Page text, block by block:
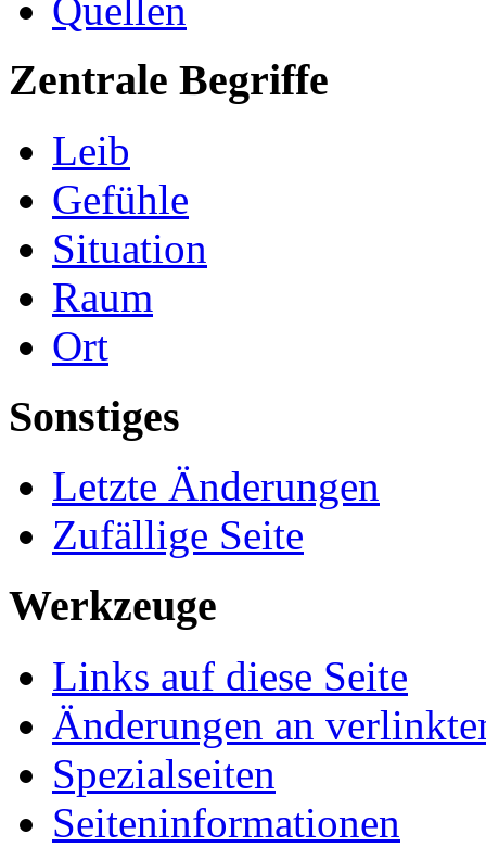
Quellen
Zentrale Begriffe
Leib
Gefühle
Situation
Raum
Ort
Sonstiges
Letzte Änderungen
Zufällige Seite
Werkzeuge
Links auf diese Seite
Änderungen an
Spezialseiten
Seiten­informationen